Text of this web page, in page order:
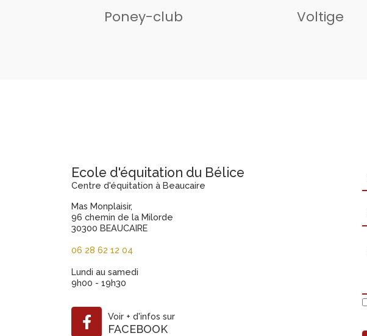
Poney-club Voltige
Ecole d'équitation du Bélice
Centre d'équitation à Beaucaire
Mas Monplaisir,
96 chemin de la Milorde
30300 BEAUCAIRE
06 28 62 12 04
Lundi au samedi
9h00 - 19h30
Voir + d'infos sur
FACEBOOK